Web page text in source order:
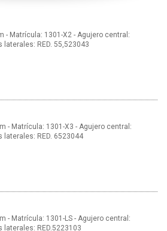
- Matrícula: 1301-X2 - Agujero central:
laterales: RED. 55,523043
- Matrícula: 1301-X3 - Agujero central:
laterales: RED. 6523044
- Matrícula: 1301-LS - Agujero central:
laterales: RED.5223103